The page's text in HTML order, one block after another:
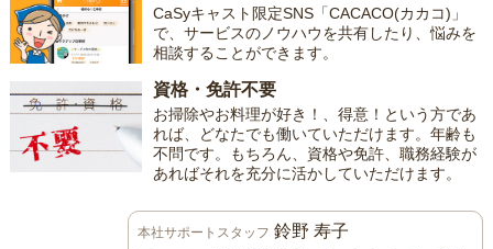
CaSyキャスト限定SNS「CACACO(カカコ)」
で、サービスのノウハウを共有したり、悩みを
相談することができます。
資格・免許不要
お掃除やお料理が好き！、得意！という方であ
れば、どなたでも働いていただけます。年齢も
不問です。もちろん、資格や免許、職務経験が
あればそれを充分に活かしていただけます。
本社サポートスタッフ 鈴野 寿子